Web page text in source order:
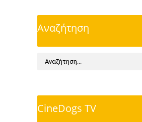
Αναζήτηση
CineDogs TV